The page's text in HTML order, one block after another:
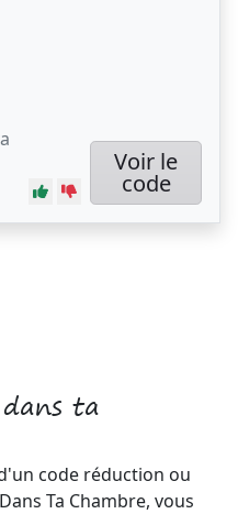
ta
code réduction ou
Ta Chambre, vous
Voir le
code